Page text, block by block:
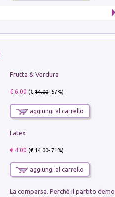
Frutta & Verdura
€ 6.00 (€14.00- 57%)
aggiungi al carrello
Latex
€ 4.00 (€14.00- 71%)
aggiungi al carrello